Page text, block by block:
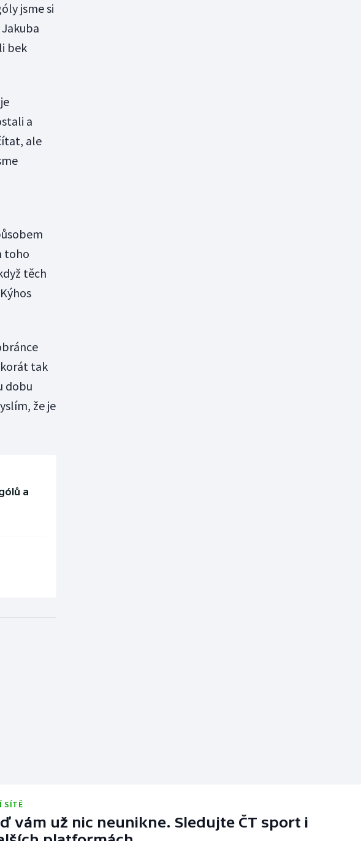
jsme si
bek
a
ale
toho
těch
tak
dobu
že je
a
SÍTĚ
vám už nic neunikne. Sledujte ČT sport i